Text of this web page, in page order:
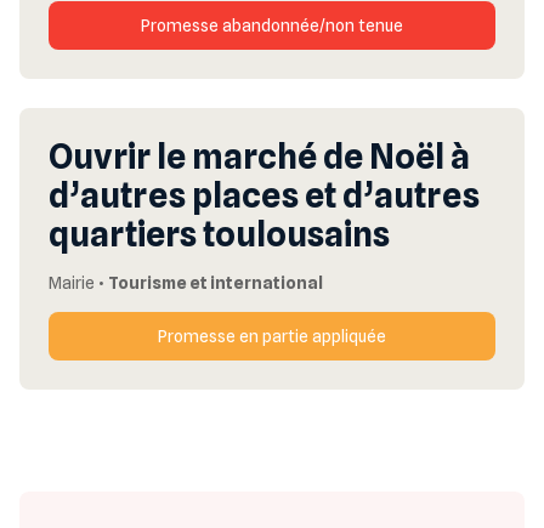
Promesse abandonnée/non tenue
Ouvrir le marché de Noël à
d’autres places et d’autres
quartiers toulousains
Mairie • Tourisme et international
Promesse en partie appliquée